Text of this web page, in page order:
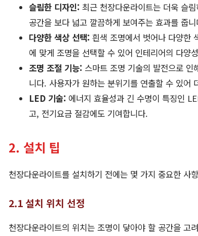
슬림한 디자인: 최근 천장다운라이트는 더욱 슬
공간을 보다 넓고 깔끔하게 보여주는 효과를 줍니
다양한 색상 선택: 흰색 조명에서 벗어나 다양한
에 맞게 조명을 선택할 수 있어 인테리어의 다양
조명 조절 기능: 스마트 조명 기술의 발전으로
니다. 사용자가 원하는 분위기를 연출할 수 있어
LED 기술: 에너지 효율성과 긴 수명이 특징인
고, 전기요금 절감에도 기여합니다.
2. 설치 팁
천장다운라이트를 설치하기 전에는 몇 가지 중요한 사
2.1 설치 위치 선정
천장다운라이트의 위치는 조명이 닿아야 할 공간을